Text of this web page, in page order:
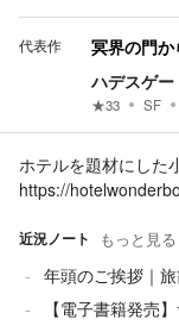
代表作 冥界の門か
ハデスゲ
★33 SF
ホテルを題材にした
https://
近況ノート もっと見る
年頭のご挨拶｜
【電子書籍発売